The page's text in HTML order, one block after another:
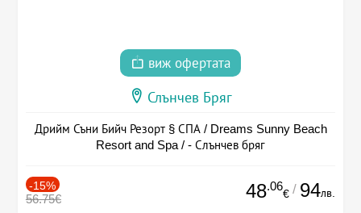
виж офертата
Слънчев Бряг
Дрийм Съни Бийч Резорт § СПА / Dreams Sunny Beach
Resort and Spa / - Слънчев бряг
-15%
56.75€ 48.06
€ / 94лв.